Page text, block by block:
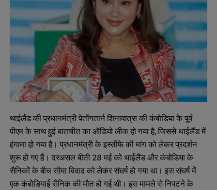
थाईलैंड की प्रधानमंत्री पेतोंगतार्न शिनावात्रा की कंबोडिया के पूर्व
पीएम के साथ हुई बातचीत का ऑडियो लीक हो गया है, जिससे थाईलैंड में
हंगामा हो गया है। प्रधानमंत्री के इस्तीफे की मांग को लेकर प्रदर्शन
शुरू हो गए हैं। दरअसल बीती 28 मई को थाईलैंड और कंबोडिया के
सैनिकों के बीच सीमा विवाद को लेकर संघर्ष हो गया था। इस संघर्ष में
एक कंबोडियाई सैनिक की मौत हो गई थी। इस मामले से निपटने के